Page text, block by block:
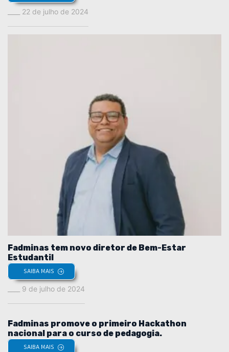
22 de julho de 2024
Fadminas tem novo diretor de Bem-Estar
Estudantil
SAIBA MAIS
9 de julho de 2024
Fadminas promove o primeiro Hackathon
nacional para o curso de pedagogia.
SAIBA MAIS